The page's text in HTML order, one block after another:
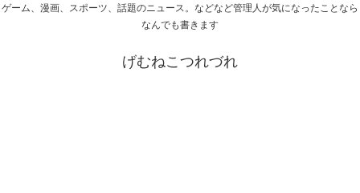
ゲーム、漫画、スポーツ、話題のニュース。などなど管理人が気になったことなら
なんでも書きます
げむねこつれづれ